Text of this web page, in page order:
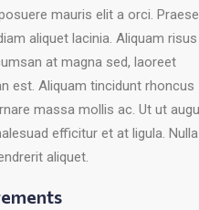
mauris elit a orci.
aliquet lacinia. Aliquam risus
at magna sed, laoreet
est. Aliquam tincidunt rhoncus
massa mollis ac. Ut ut
efficitur et at ligula. Nulla
aliquet.